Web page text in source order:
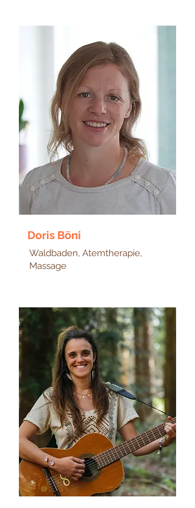
Doris Böni
Waldbaden, Atemtherapie,
Massage